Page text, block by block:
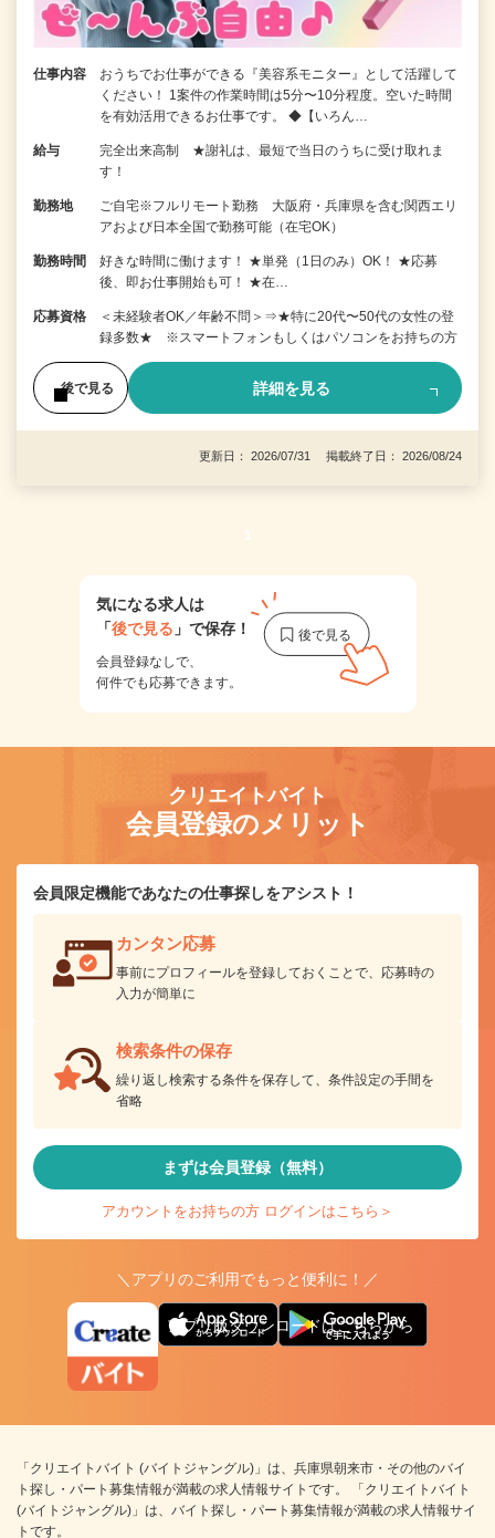
仕事内容
おうちでお仕事ができる『美容系モニター』として活躍して
ください！ 1案件の作業時間は5分〜10分程度。空いた時間
を有効活用できるお仕事です。 ◆【いろん…
給与
完全出来高制 ★謝礼は、最短で当日のうちに受け取れま
す！
勤務地
ご自宅※フルリモート勤務 大阪府・兵庫県を含む関西エリ
アおよび日本全国で勤務可能（在宅OK）
勤務時間
好きな時間に働けます！ ★単発（1日のみ）OK！ ★応募
後、即お仕事開始も可！ ★在…
応募資格
＜未経験者OK／年齢不問＞⇒★特に20代〜50代の女性の登
録多数★ ※スマートフォンもしくはパソコンをお持ちの方
後で見る 詳細を見る
更新日： 2026/07/31 掲載終了日： 2026/08/24
1
気になる求人は
「後で見る 」で保存！
会員登録なしで、
何件でも応募できます。
クリエイトバイト
会員登録のメリット
会員限定機能であなたの仕事探しをアシスト！
カンタン応募
事前にプロフィールを登録しておくことで、応募時の
入力が簡単に
検索条件の保存
繰り返し検索する条件を保存して、条件設定の手間を
省略
まずは会員登録（無料）
アカウントをお持ちの方 ログインはこちら＞
＼アプリのご利用でもっと便利に！／
アプリ版ダウンロードはこちらから
「クリエイトバイト (バイトジャングル)」は、兵庫県朝来市・その他のバイ
ト探し・パート募集情報が満載の求人情報サイトです。 「クリエイトバイト
(バイトジャングル)」は、バイト探し・パート募集情報が満載の求人情報サイ
トです。